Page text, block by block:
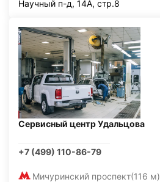
Научный п-д, 14А, стр.8
Сервисный центр Удальцова
+7 (499) 110-86-79
Мичуринский проспект(116 м)